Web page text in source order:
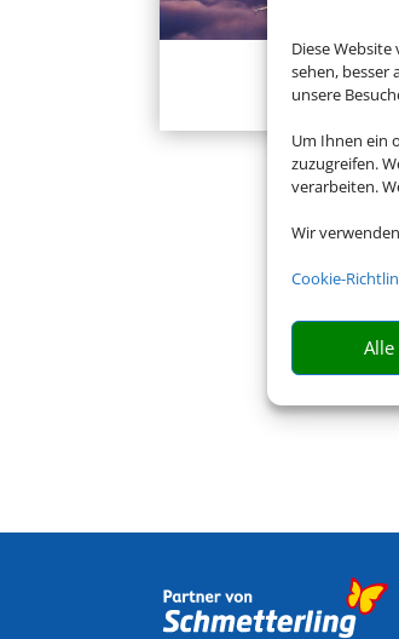
Diese
sehen, besser
unsere
Um Ihnen ein
zuzugreifen.
verarbeiten.
Wir
Cookie-
Alle